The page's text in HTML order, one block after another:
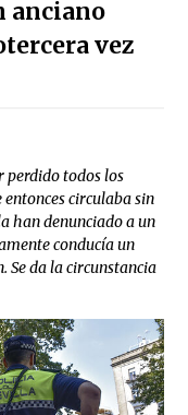
anciano
vez
perdido todos los
circulaba sin
han denunciado a un
conducía un
Se da la circunstancia